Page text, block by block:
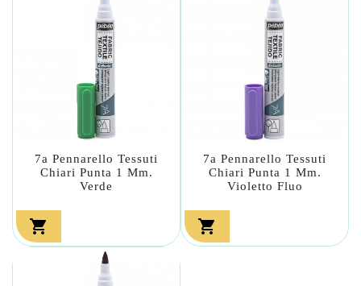
7a Pennarello Tessuti
Chiari Punta 1 Mm.
Verde

7a Pennarello Tessuti
Chiari Punta 1 Mm.
Violetto Fluo
